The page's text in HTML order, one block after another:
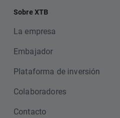
Sobre XTB
La empresa
Embajador
Plataforma de inversión
Colaboradores
Contacto